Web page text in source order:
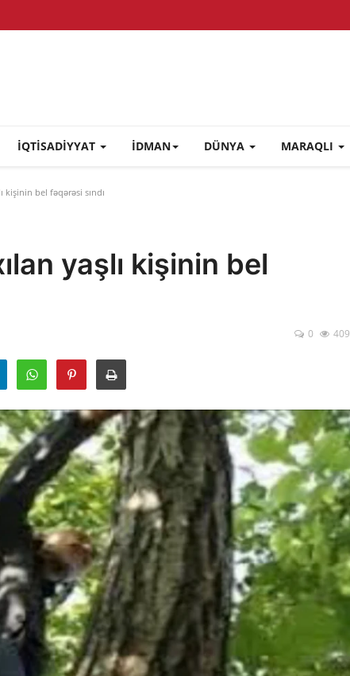
İQTİSADİYYAT İDMAN DÜNYA MARAQLI
kişinin bel fəqərəsi sındı
yaşlı kişinin bel
0 409